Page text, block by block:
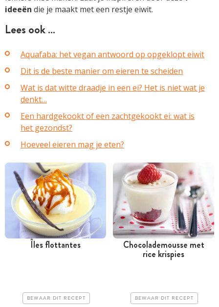
ideeën die je maakt met een restje eiwit.
Lees ook …
Aquafaba: het vegan antwoord op opgeklopt eiwit
Dit is de beste manier om eieren te scheiden
Wat is dat witte draadje in een ei? Het is niet wat je
denkt…
Een hardgekookt of een zachtgekookt ei: wat is
het gezondst?
Hoeveel eieren mag je eten?
Makkelijk
Îles flottantes
BEWAAR DIT RECEPT
Minder dan 30 minuten
Makkelijk
Chocolademousse met
rice krispies
BEWAAR DIT RECEPT